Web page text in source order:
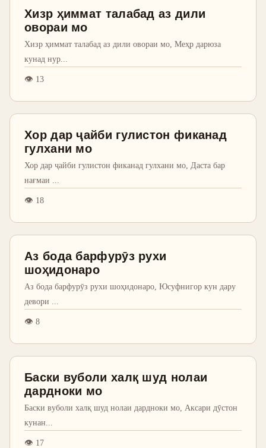
Хизр ҳиммат талабад аз дили
овораи мо
Хизр ҳиммат талабад аз дили овораи мо, Меҳр дарюза
кунад нур
👁 13
Хор дар ҷайби гулистон фиканад
гулхани мо
Хор дар ҷайби гулистон фиканад гулхани мо, Даста бар
нағмаи
👁 18
Аз бода барфурӯз рухи
шоҳидонаро
Аз бода барфурӯз рухи шоҳидонаро, Юсуфнигор кун дару
девори
👁 8
Баски вуболи халқ шуд нолаи
дардноки мо
Баски вуболи халқ шуд нолаи дардноки мо, Аксари дӯстон
кунан
👁 17